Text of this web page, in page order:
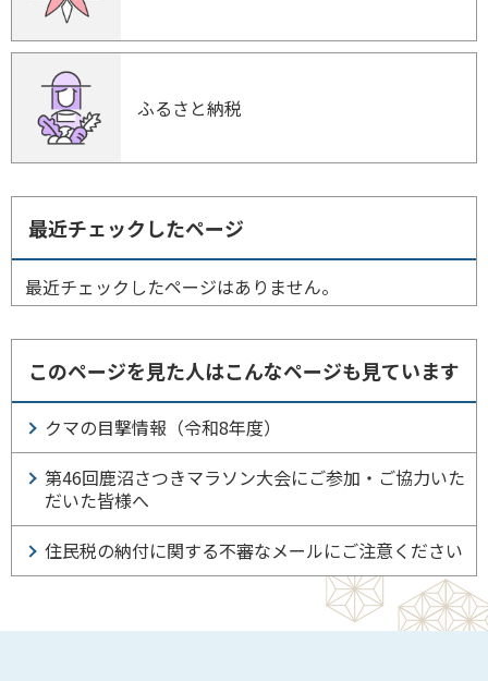
ふるさと納税
最近チェックしたページ
最近チェックしたページはありません。
このページを見た人はこんなページも見ています
クマの目撃情報（令和8年度）
第46回鹿沼さつきマラソン大会にご参加・ご協力いた
だいた皆様へ
住民税の納付に関する不審なメールにご注意ください